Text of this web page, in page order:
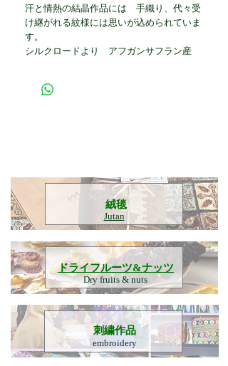
汗と情熱の結晶作品には 手織り、代々受
け継がれる紋様には思いが込められていま
す。
シルクロードより アフガンサフラン産
​絨毯
Jutan
​ドライフルーツ&ナッツ
Dry fruits & nuts
刺繍作品
embroidery